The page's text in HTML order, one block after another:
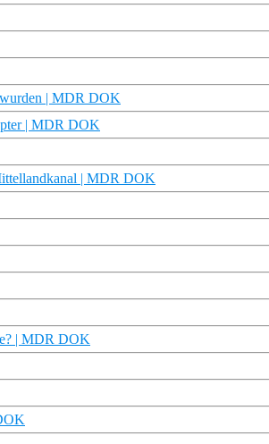
wurden | MDR DOK
| MDR DOK
| MDR DOK
| MDR DOK